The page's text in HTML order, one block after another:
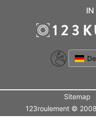
IN
Sitemap
123roulement ©